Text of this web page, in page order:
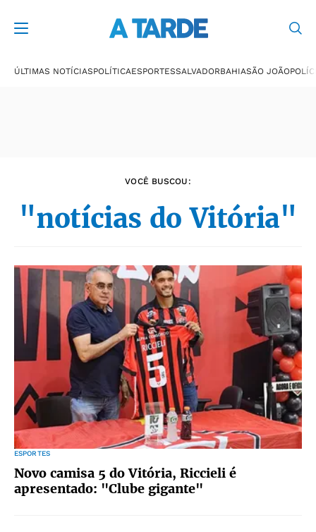
ÚLTIMAS NOTÍCIASPOLÍTICAESPORTESSALVADORBAHIASÃO JOÃO
VOCÊ BUSCOU:
"notícias do Vitória"
ESPORTES
Novo camisa 5 do Vitória, Riccieli é
apresentado: "Clube gigante"